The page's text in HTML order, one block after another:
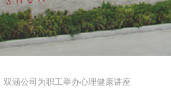
双涵公司为职工举办心理健康讲座